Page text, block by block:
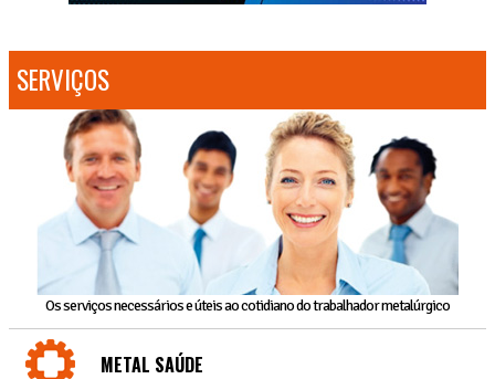
SERVIÇOS
Os serviços necessários e úteis ao cotidiano do trabalhador metalúrgico
METAL SAÚDE